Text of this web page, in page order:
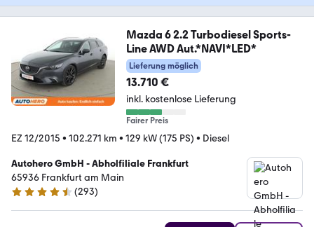
Mazda 6 2.2 Turbodiesel Sports-
Line AWD Aut.*NAVI*LED*
Lieferung möglich
13.710 €
inkl. kostenlose Lieferung
Fairer Preis
EZ 12/2015 • 102.271 km • 129 kW (175 PS) • Diesel
Autohero GmbH - Abholfiliale Frankfurt
65936 Frankfurt am Main
4.6 Sterne
(293)